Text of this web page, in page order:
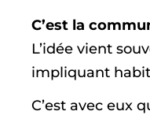
C’est la
L’idée vient
impliquant
C’est avec eux